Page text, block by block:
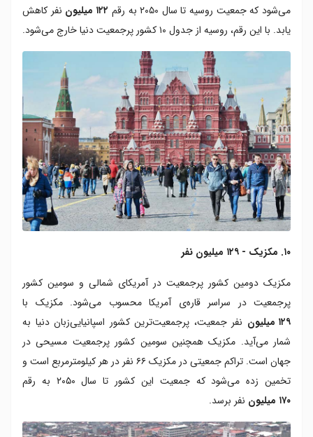
می‌شود که جمعیت روسیه تا سال ۲۰۵۰ به رقم
۱۲۲ میلیون
نفر کاهش
یابد. با این رقم، روسیه از جدول ۱۰ کشور پرجمعیت دنیا خارج می‌شود.
۱۰. مکزیک - ۱۲۹ میلیون نفر
مکزیک دومین کشور پرجمعیت در آمریکای شمالی و سومین کشور
پرجمعیت در سراسر قاره‌ی آمریکا محسوب می‌شود. مکزیک با
۱۲۹ میلیون
نفر جمعیت، پرجمعیت‌ترین کشور اسپانیایی‌زبان دنیا به
شمار می‌آید. مکزیک همچنین سومین کشور پرجمعیت مسیحی در
جهان است. تراکم جمعیتی در مکزیک ۶۶ نفر در هر کیلومترمربع است و
تخمین زده می‌شود که جمعیت این کشور تا سال ۲۰۵۰ به رقم
۱۷۰ میلیون
نفر برسد.